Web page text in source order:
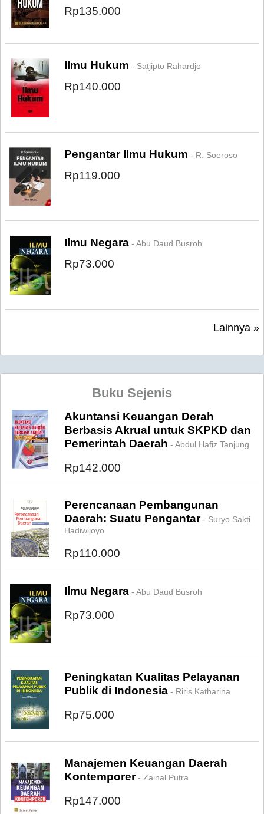
Rp135.000
Ilmu Hukum - Satjipto Rahardjo
Rp140.000
Pengantar Ilmu Hukum - R. Soeroso
Rp119.000
Ilmu Negara - Abu Daud Busroh
Rp73.000
Lainnya »
Buku Sejenis
Akuntansi Keuangan Derah
Berbasis Akrual untuk SKPKD dan
Pemerintah Daerah - Abdul Hafiz Tanjung
Rp142.000
Perencanaan Pembangunan
Daerah: Suatu Pengantar- Suryo Sakti
Hadiwijoyo
Rp110.000
Ilmu Negara - Abu Daud Busroh
Rp73.000
Peningkatan Kualitas Pelayanan
Publik di Indonesia - Riris Katharina
Rp75.000
Manajemen Keuangan Daerah
Kontemporer- Zainal Putra
Rp147.000